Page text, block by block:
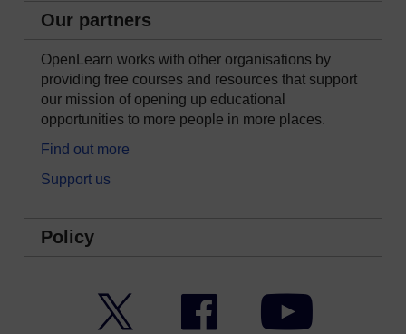
Our partners
OpenLearn works with other organisations by
providing free courses and resources that support
our mission of opening up educational
opportunities to more people in more places.
Find out more
Support us
Policy
Facebook YouTube